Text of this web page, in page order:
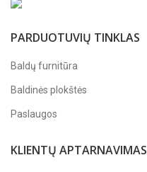
PARDUOTUVIŲ TINKLAS
Baldų furnitūra
Baldinės plokštės
Paslaugos
KLIENTŲ APTARNAVIMAS